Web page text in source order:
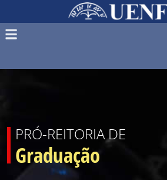
PRÓ-REITORIA DE
Graduação